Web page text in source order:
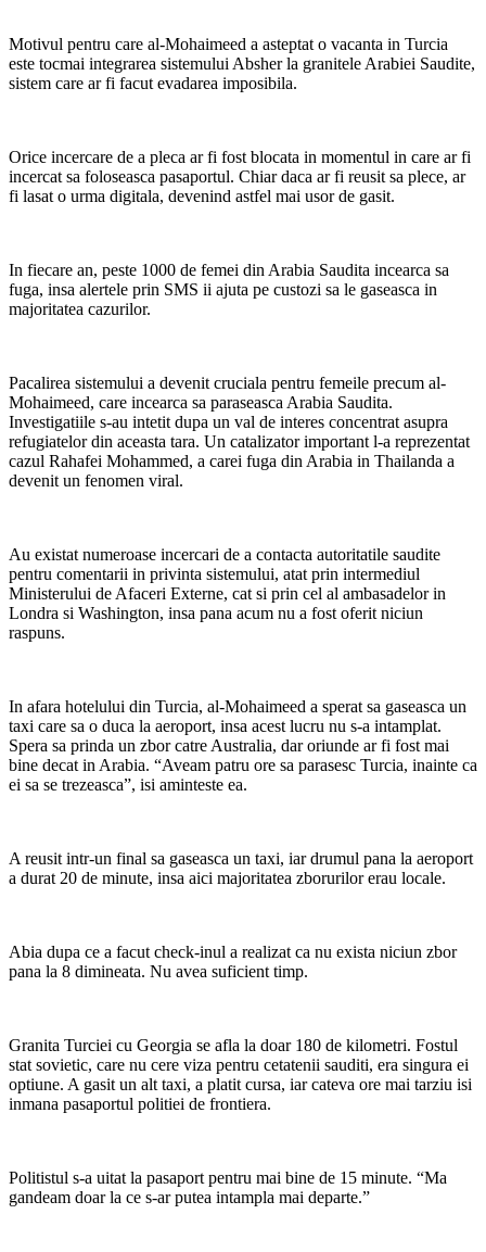
Motivul pentru care al-Mohaimeed a asteptat o vacanta in Turcia
este tocmai integrarea sistemului Absher la granitele Arabiei Saudite,
sistem care ar fi facut evadarea imposibila.
Orice incercare de a pleca ar fi fost blocata in momentul in care ar fi
incercat sa foloseasca pasaportul. Chiar daca ar fi reusit sa plece, ar
fi lasat o urma digitala, devenind astfel mai usor de gasit.
In fiecare an, peste 1000 de femei din Arabia Saudita incearca sa
fuga, insa alertele prin SMS ii ajuta pe custozi sa le gaseasca in
majoritatea cazurilor.
Pacalirea sistemului a devenit cruciala pentru femeile precum al-
Mohaimeed, care incearca sa paraseasca Arabia Saudita.
Investigatiile s-au intetit dupa un val de interes concentrat asupra
refugiatelor din aceasta tara. Un catalizator important l-a reprezentat
cazul Rahafei Mohammed, a carei fuga din Arabia in Thailanda a
devenit un fenomen viral.
Au existat numeroase incercari de a contacta autoritatile saudite
pentru comentarii in privinta sistemului, atat prin intermediul
Ministerului de Afaceri Externe, cat si prin cel al ambasadelor in
Londra si Washington, insa pana acum nu a fost oferit niciun
raspuns.
In afara hotelului din Turcia, al-Mohaimeed a sperat sa gaseasca un
taxi care sa o duca la aeroport, insa acest lucru nu s-a intamplat.
Spera sa prinda un zbor catre Australia, dar oriunde ar fi fost mai
bine decat in Arabia. “Aveam patru ore sa parasesc Turcia, inainte ca
ei sa se trezeasca”, isi aminteste ea.
A reusit intr-un final sa gaseasca un taxi, iar drumul pana la aeroport
a durat 20 de minute, insa aici majoritatea zborurilor erau locale.
Abia dupa ce a facut check-inul a realizat ca nu exista niciun zbor
pana la 8 dimineata. Nu avea suficient timp.
Granita Turciei cu Georgia se afla la doar 180 de kilometri. Fostul
stat sovietic, care nu cere viza pentru cetatenii sauditi, era singura ei
optiune. A gasit un alt taxi, a platit cursa, iar cateva ore mai tarziu isi
inmana pasaportul politiei de frontiera.
Politistul s-a uitat la pasaport pentru mai bine de 15 minute. “Ma
gandeam doar la ce s-ar putea intampla mai departe.”